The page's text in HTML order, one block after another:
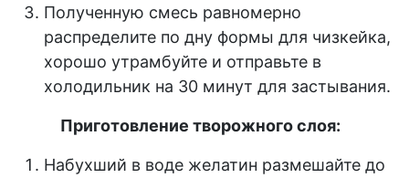
Полученную смесь равномерно
распределите по дну формы для чизкейка,
хорошо утрамбуйте и отправьте в
холодильник на 30 минут для застывания.
Приготовление творожного слоя:
Набухший в воде желатин размешайте до